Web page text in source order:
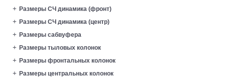
Размеры СЧ динамика (фронт)
Размеры СЧ динамика (центр)
Размеры сабвуфера
Размеры тыловых колонок
Размеры фронтальных колонок
Размеры центральных колонок